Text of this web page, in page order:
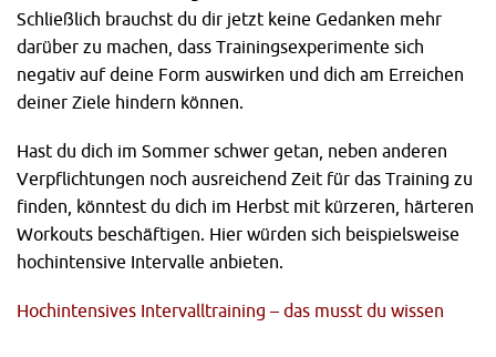
Schließlich brauchst du dir jetzt keine Gedanken mehr
darüber zu machen, dass Trainingsexperimente sich
negativ auf deine Form auswirken und dich am Erreichen
deiner Ziele hindern können.
Hast du dich im Sommer schwer getan, neben anderen
Verpflichtungen noch ausreichend Zeit für das Training zu
finden, könntest du dich im Herbst mit kürzeren, härteren
Workouts beschäftigen. Hier würden sich beispielsweise
hochintensive Intervalle anbieten.
Hochintensives Intervalltraining – das musst du wissen